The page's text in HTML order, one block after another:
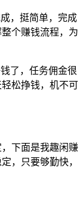
，挺简单，完成
个赚钱流程，为
了，任务佣金很
松挣钱，机不可
下面是我趣闲赚
，只要够勤快，